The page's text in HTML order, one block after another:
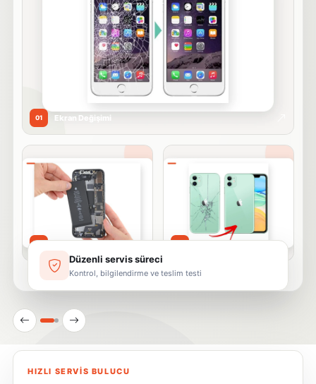
01 Ekran Değişimi
02
Düzenli servis süreci
Kontrol, bilgilendirme ve teslim testi
HIZLI SERVIS BULUCU